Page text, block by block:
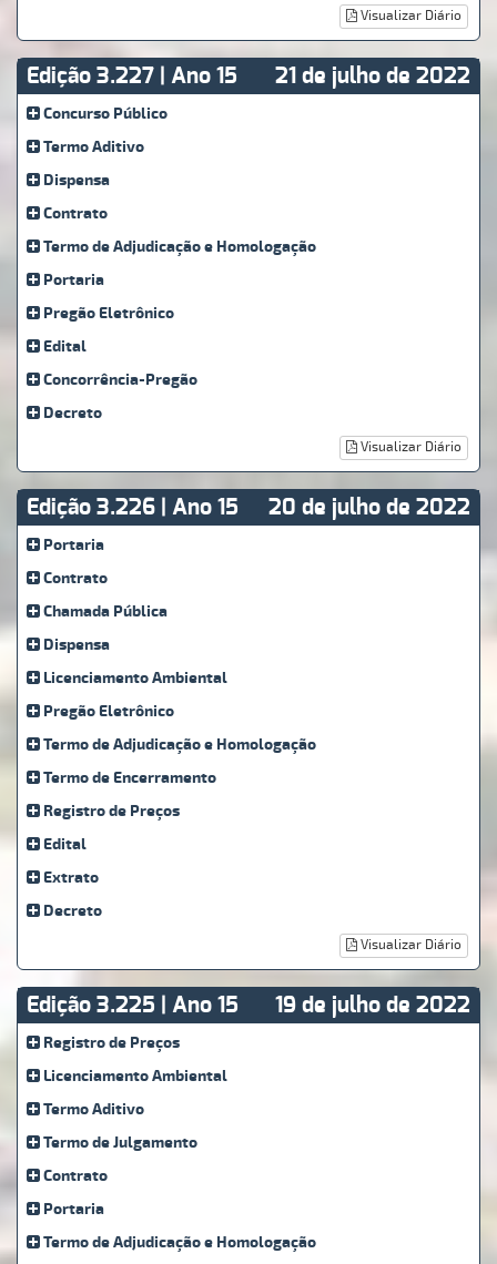
Visualizar Diário
Edição 3.227 | Ano 15 21 de julho de 2022
Concurso Público
Termo Aditivo
Dispensa
Contrato
Termo de Adjudicação e Homologação
Portaria
Pregão Eletrônico
Edital
Concorrência-Pregão
Decreto
Visualizar Diário
Edição 3.226 | Ano 15 20 de julho de 2022
Portaria
Contrato
Chamada Pública
Dispensa
Licenciamento Ambiental
Pregão Eletrônico
Termo de Adjudicação e Homologação
Termo de Encerramento
Registro de Preços
Edital
Extrato
Decreto
Visualizar Diário
Edição 3.225 | Ano 15 19 de julho de 2022
Registro de Preços
Licenciamento Ambiental
Termo Aditivo
Termo de Julgamento
Contrato
Portaria
Termo de Adjudicação e Homologação